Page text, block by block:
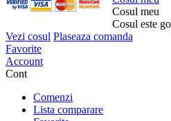
Cosul meu
Cosul este
Vezi cosul Plaseaza comanda
Favorite
Account
Cont
Comenzi
Lista comparare